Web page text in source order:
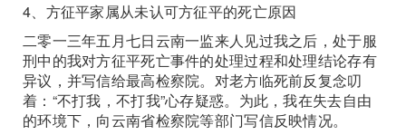
4、方征平家属从未认可方征平的死亡原因
二零一三年五月七日云南一监来人见过我之后，处于服
刑中的我对方征平死亡事件的处理过程和处理结论存有
异议，并写信给最高检察院。对老方临死前反复念叨
着：“不打我，不打我”心存疑惑。为此，我在失去自由
的环境下，向云南省检察院等部门写信反映情况。